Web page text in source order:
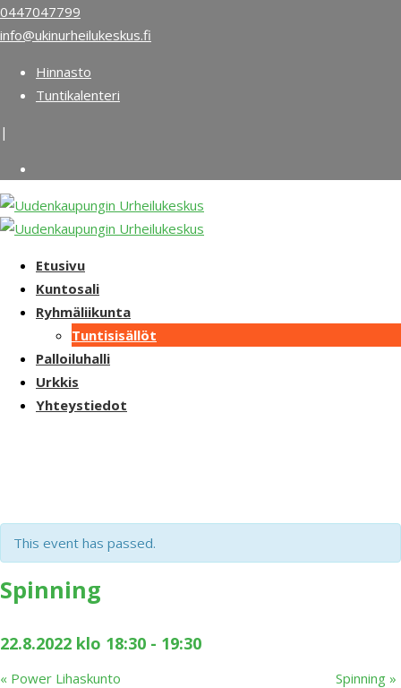
Skip
to
0447047799
info@ukinurheilukeskus.fi
Hinnasto
Tuntikalenteri
|
Etusivu
Kuntosali
Ryhmäliikunta
Tuntisisällöt
Palloiluhalli
Urkkis
Yhteystiedot
This event has passed.
Spinning
22.8.2022 klo 18:30 - 19:30
« Power Lihaskunto Spinning »